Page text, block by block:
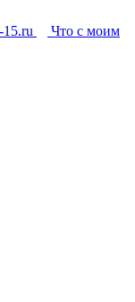
15.ru
Что с моим